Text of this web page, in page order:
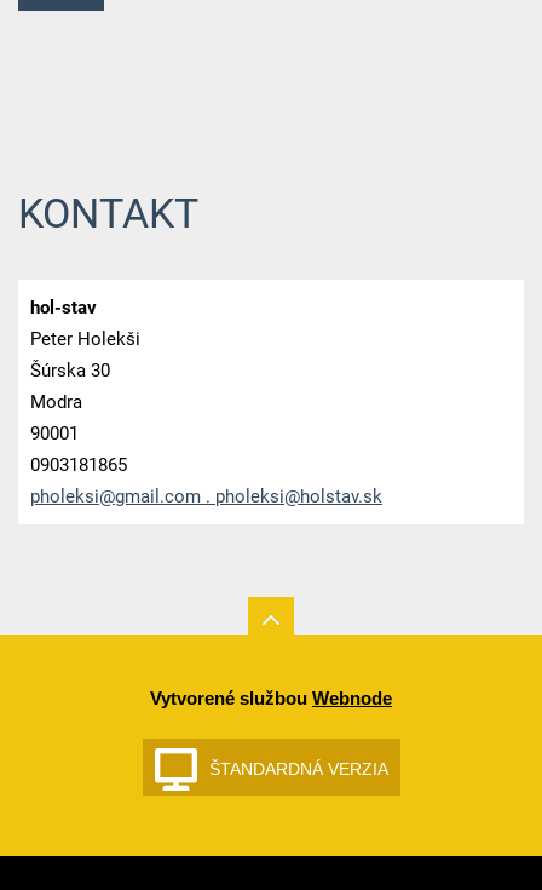
KONTAKT
hol-stav
Peter Holekši
Šúrska 30
Modra
90001
0903181865
pholeksi@gmail.com . pholeksi@holstav.sk
Vytvorené službou Webnode
ŠTANDARDNÁ VERZIA